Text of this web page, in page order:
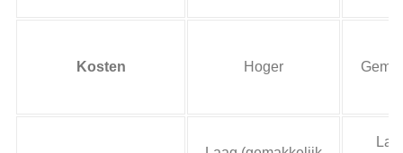
Kosten Hoger